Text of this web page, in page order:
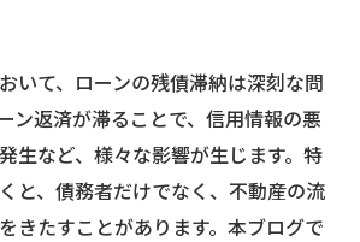
いて、ローンの残債滞納は深刻な問
ン返済が滞ることで、信用情報の悪
生など、様々な影響が生じます。特
と、債務者だけでなく、不動産の流
きたすことがあります。本ブログで